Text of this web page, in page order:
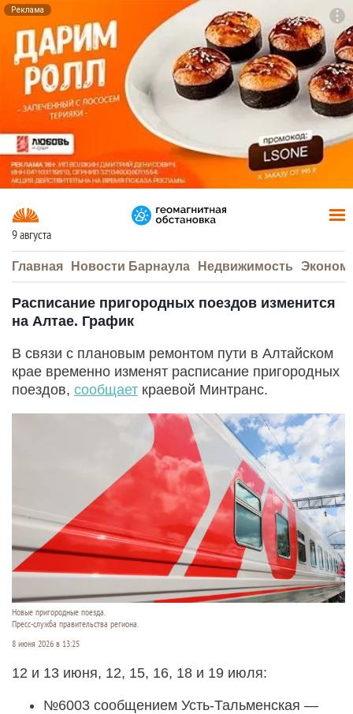
Реклама
9 августа
Главная Новости Барнаула Недвижимость
Расписание пригородных поездов изменится
на Алтае. График
В связи с плановым ремонтом пути в Алтайском
крае временно изменят расписание пригородных
поездов, сообщает краевой Минтранс.
Новые пригородные поезда.
Пресс-служба правительства региона.
8 июня 2026 в 13:25
12 и 13 июня, 12, 15, 16, 18 и 19 июля:
№6003 сообщением Усть-Тальменская —